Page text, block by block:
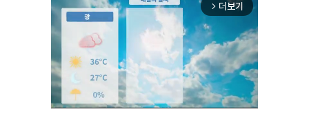
arrow_forward_ios 더보기